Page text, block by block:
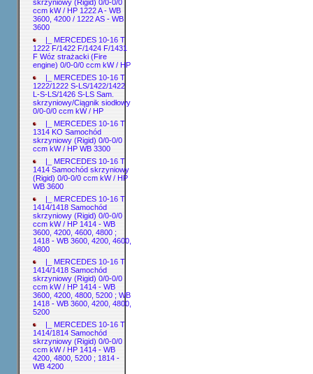
skrzyniowy (Rigid) 0/0-0/0
ccm kW / HP 1222 A - WB
3600, 4200 / 1222 AS - WB
3600
|_ MERCEDES 10-16 T
1222 F/1422 F/1424 F/1431
F Wóz strażacki (Fire
engine) 0/0-0/0 ccm kW / HP
|_ MERCEDES 10-16 T
1222/1222 S-LS/1422/1422
L-S-LS/1426 S-LS Sam.
skrzyniowy/Ciągnik siodłowy
0/0-0/0 ccm kW / HP
|_ MERCEDES 10-16 T
1314 KO Samochód
skrzyniowy (Rigid) 0/0-0/0
ccm kW / HP WB 3300
|_ MERCEDES 10-16 T
1414 Samochód skrzyniowy
(Rigid) 0/0-0/0 ccm kW / HP
WB 3600
|_ MERCEDES 10-16 T
1414/1418 Samochód
skrzyniowy (Rigid) 0/0-0/0
ccm kW / HP 1414 - WB
3600, 4200, 4600, 4800 ;
1418 - WB 3600, 4200, 4600,
4800
|_ MERCEDES 10-16 T
1414/1418 Samochód
skrzyniowy (Rigid) 0/0-0/0
ccm kW / HP 1414 - WB
3600, 4200, 4800, 5200 ; WB
1418 - WB 3600, 4200, 4800,
5200
|_ MERCEDES 10-16 T
1414/1814 Samochód
skrzyniowy (Rigid) 0/0-0/0
ccm kW / HP 1414 - WB
4200, 4800, 5200 ; 1814 -
WB 4200